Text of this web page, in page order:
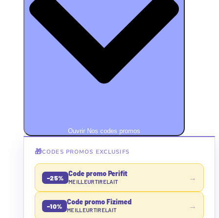
Ouvrir Nos codes promos
🎁CODES PROMOS EXCLUSIFS
−25% Code promo Perifit
MEILLEURTIRELAIT →
−10% Code promo Fizimed
MEILLEURTIRELAIT →